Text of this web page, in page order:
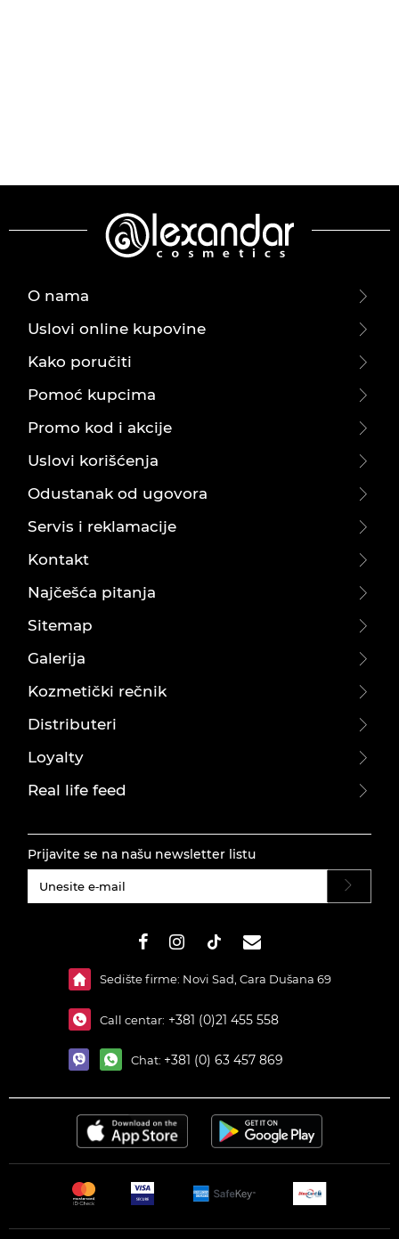
O nama
Uslovi online kupovine
Kako poručiti
Pomoć kupcima
Promo kod i akcije
Uslovi korišćenja
Odustanak od ugovora
Servis i reklamacije
Kontakt
Najčešća pitanja
Sitemap
Galerija
Kozmetički rečnik
Distributeri
Loyalty
Real life feed
Prijavite se na našu newsletter listu
Sedište firme: Novi Sad, Cara Dušana 69
Call centar: +381 (0)21 455 558
Chat: +381 (0) 63 457 869